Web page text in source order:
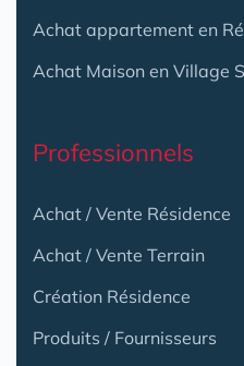
Achat appartement en
Achat Maison en Village
Professionnels
Achat / Vente Résidence
Achat / Vente Terrain
Création Résidence
Produits / Fournisseurs